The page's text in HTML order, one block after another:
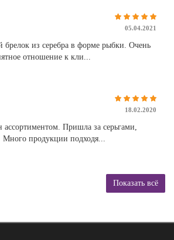
05.04.2021
брелок из серебра в форме рыбки. Очень
отношение к кли...
18.02.2020
ассортиментом. Пришла за серьгами,
Много продукции подходя...
Показать всё